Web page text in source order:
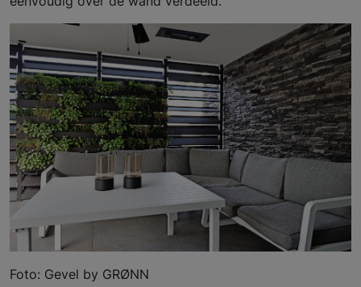
Foto: Gevel by GRØNN